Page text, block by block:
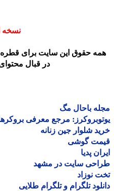
نسخه
حقوق این سایت برای قطره
در قبال محتوای
باحال مگ
مرجع معرفی بروکرها
شلوار جین زنانه
گوشی
پدیا
سایت در مشهد
نوزاد
تلگرام و تلگرام طلایی